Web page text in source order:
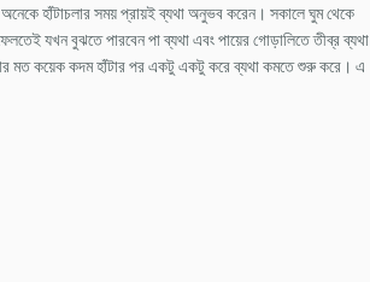
হাঁটাচলার সময় প্রায়ই ব্যথা অনুভব করেন। সকালে ঘুম থেকে
যখন বুঝতে পারবেন পা ব্যথা এবং পায়ের গোড়ালিতে তীব্র ব্যথা
মত কয়েক কদম হাঁটার পর একটু একটু করে ব্যথা কমতে শুরু করে। এ